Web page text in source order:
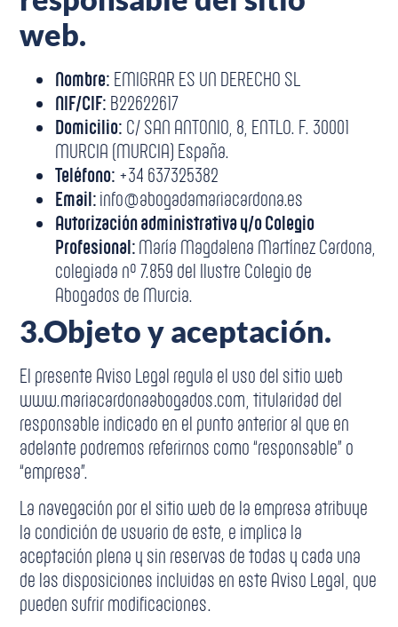
web.
Nombre: EMIGRAR ES UN DERECHO SL
NIF/CIF: B22622617
Domicilio: C/ SAN ANTONIO, 8, ENTLO. F. 30001
MURCIA (MURCIA) España.
Teléfono: +34 637325382
Email:info@abogadamariacardona.es
Autorización administrativa y/o Colegio
Profesional:María Magdalena Martínez Cardona,
colegiada nº 7.859 del Ilustre Colegio de
Abogados de Murcia.
3.Objeto y aceptación.
El presente Aviso Legal regula el uso del sitio web
www.mariacardonaabogados.com, titularidad del
responsable indicado en el punto anterior al que en
adelante podremos referirnos como “responsable” o
“empresa”.
La navegación por el sitio web de la empresa atribuye
la condición de usuario de este, e implica la
aceptación plena y sin reservas de todas y cada una
de las disposiciones incluidas en este Aviso Legal, que
pueden sufrir modificaciones.